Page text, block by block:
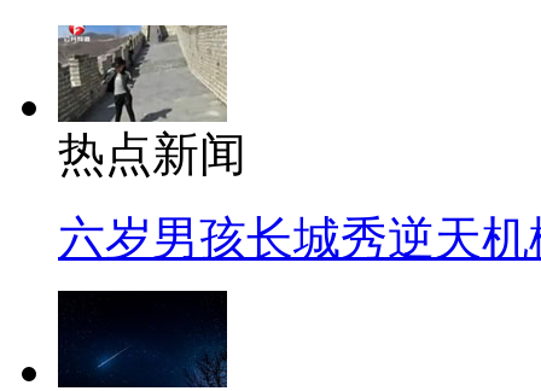
热点新闻
六岁男孩长城秀逆天机